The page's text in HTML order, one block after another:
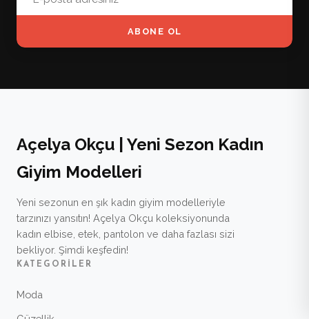
ABONE OL
Açelya Okçu | Yeni Sezon Kadın
Giyim Modelleri
Yeni sezonun en şık kadın giyim modelleriyle
tarzınızı yansıtın! Açelya Okçu koleksiyonunda
kadın elbise, etek, pantolon ve daha fazlası sizi
bekliyor. Şimdi keşfedin!
KATEGORILER
Moda